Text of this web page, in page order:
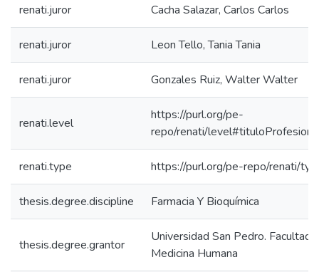
renati.juror Cacha Salazar, Carlos Carlos
renati.juror Leon Tello, Tania Tania
renati.juror Gonzales Ruiz, Walter Walter
renati.level
https://purl.org/pe-
repo/renati/
renati.type https://purl.org/pe-repo/renati/
thesis.degree.discipline Farmacia Y Bioquímica
thesis.degree.grantor
Universidad San Pedro. Facultad
Medicina Humana